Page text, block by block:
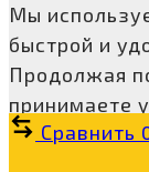
Сравнить
Мы
быстрой и
Продолжая
принимаете
данных и